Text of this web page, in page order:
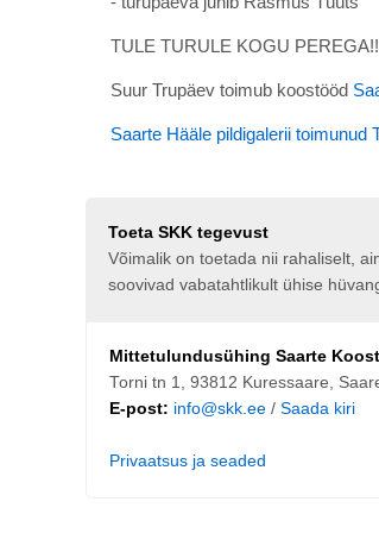
TULE TURULE KOGU PEREGA!!
Suur Trupäev toimub koostööd
Saarte Hääle pildigalerii toimunud
Toeta SKK tegevust
Võimalik on toetada nii rahaliselt,
soovivad vabatahtlikult ühise
Mittetulundusühing Saarte
Torni tn 1, 93812 Kuressaare,
E-post: info@skk.ee/ Saada kiri
Privaatsus ja seaded